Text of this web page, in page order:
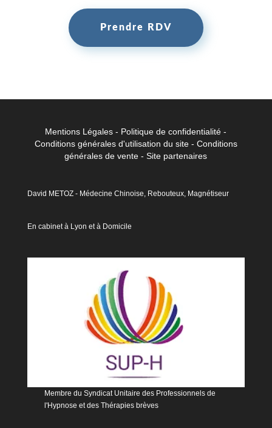
Prendre RDV
Mentions Légales - Politique de confidentialité -
Conditions générales d'utilisation du site- Conditions
générales de vente -Site partenaires
David METOZ - Médecine Chinoise, Rebouteux, Magnétiseur
En cabinet à Lyon et à Domicile
Membre du Syndicat Unitaire des Professionnels de
l'Hypnose et des Thérapies brèves